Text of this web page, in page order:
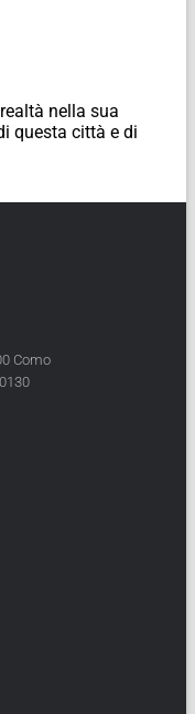
nella sua
questa città e di
Como